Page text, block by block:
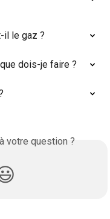
il le gaz ?
dois-je faire ?
votre question ?